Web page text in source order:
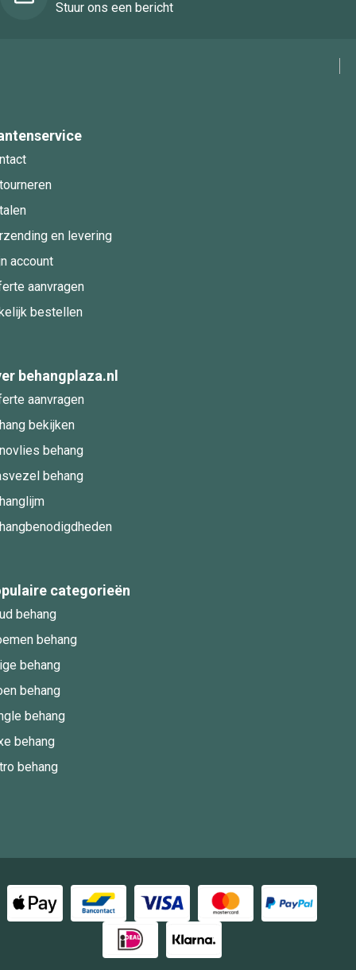
Stuur ons een bericht
en levering
account
aanvragen
bestellen
behangplaza.nl
aanvragen
bekijken
behang
behang
categorieën
behang
behang
behang
behang
behang
behang
behang